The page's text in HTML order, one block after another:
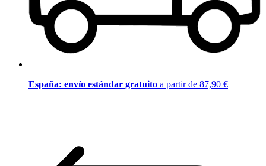
España: envío estándar gratuito a partir de 87,90 €